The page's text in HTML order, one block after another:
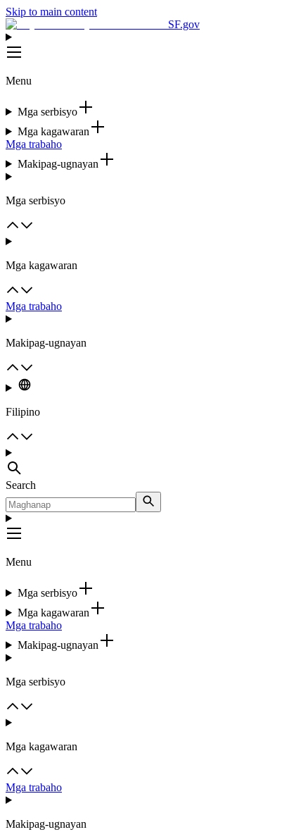
Skip to main content
SF.gov
Menu
Mga serbisyo
Mga kagawaran
Mga trabaho
Makipag-ugnayan
Mga serbisyo
Mga kagawaran
Mga trabaho
Makipag-ugnayan
Filipino
Search
Menu
Mga serbisyo
Mga kagawaran
Mga trabaho
Makipag-ugnayan
Mga serbisyo
Mga kagawaran
Mga trabaho
Makipag-ugnayan